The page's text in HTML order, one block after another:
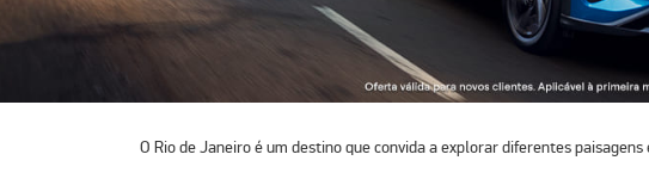
O Rio de Janeiro é um destino que convida a explorar diferentes paisagens